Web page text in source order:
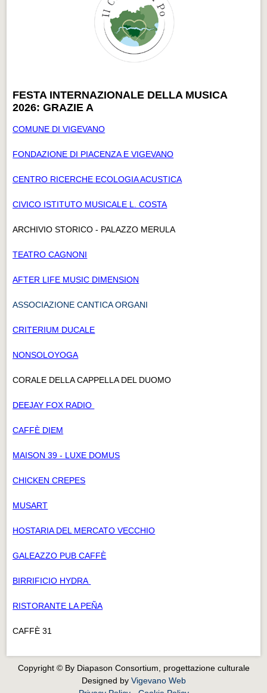
FESTA INTERNAZIONALE DELLA MUSICA
2026: GRAZIE A
COMUNE DI VIGEVANO
FONDAZIONE DI PIACENZA E VIGEVANO
CENTRO RICERCHE ECOLOGIA ACUSTICA
CIVICO ISTITUTO MUSICALE L. COSTA
ARCHIVIO STORICO - PALAZZO MERULA
TEATRO CAGNONI
AFTER LIFE MUSIC DIMENSION
ASSOCIAZIONE CANTICA ORGANI
CRITERIUM DUCALE
NONSOLOYOGA
CORALE DELLA CAPPELLA DEL DUOMO
DEEJAY FOX RADIO
CAFFÈ DIEM
MAISON 39 - LUXE DOMUS
CHICKEN CREPES
MUSART
HOSTARIA DEL MERCATO VECCHIO
GALEAZZO PUB CAFFÈ
BIRRIFICIO HYDRA
RISTORANTE LA PEÑA
CAFFÈ 31
Copyright © By Diapason Consortium, progettazione culturale
Designed by Vigevano Web